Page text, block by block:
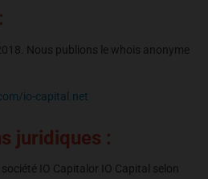
Nous publions le whois anonyme
io-capital.net
juridiques :
IO Capitalor IO Capital selon